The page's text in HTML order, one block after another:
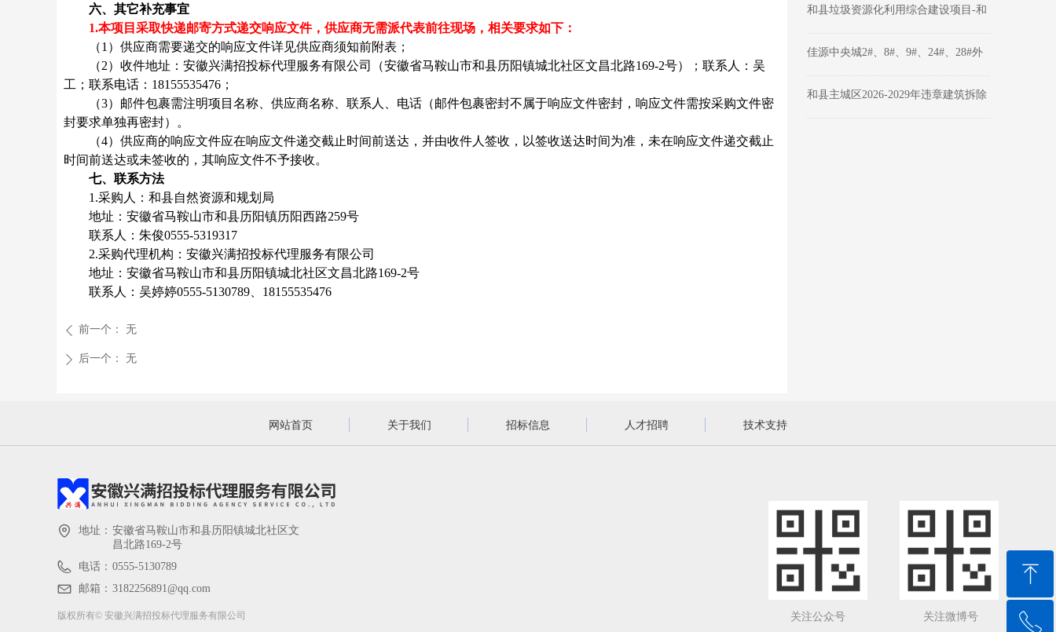
六、其它补充事宜
1.本项目采取快递邮寄方式递交响应文件，供应商无需派代表前往现场，相关要求如下：
（1）供应商需要递交的响应文件详见供应商须知前附表；
（2）收件地址：安徽兴满招投标代理服务有限公司（安徽省马鞍山市和县历阳镇城北社区文昌北路169-2号）；联系人：吴
工；联系电话：18155535476；
（3）邮件包裹需注明项目名称、供应商名称、联系人、电话（邮件包裹密封不属于响应文件密封，响应文件需按采购文件密
封要求单独再密封）。
（4）供应商的响应文件应在响应文件递交截止时间前送达，并由收件人签收，以签收送达时间为准，未在响应文件递交截止
时间前送达或未签收的，其响应文件不予接收。
七、联系方法
1.采购人： 和县自然资源和规划局
地址：安徽省马鞍山市和县历阳镇历阳西路259号
联系人： 朱俊0555-5319317
2.采购代理机构：安徽兴满招投标代理服务有限公司
地址： 安徽省马鞍山市和县历阳镇城北社区文昌北路169-2号
联系人：吴婷婷0555-5130789、18155535476
ꄴ 前一个： 无
ꄲ 后一个： 无
和县垃圾资源化利用综合建设项目-和
（一期）第三方测绘服务成交结果公
佳源中央城2#、8#、9#、24#、28#外
和县主城区2026-2029年违章建筑拆除
网站首页 关于我们 招标信息 人才招聘 技术支持
版权所有© 安徽兴满招投标代理服务有限公司
地址： 安徽省马鞍山市和县历阳镇城北社区文
昌北路169-2号
电话： 0555-5130789
邮箱： 3182256891@qq.com
关注公众号 关注微博号
ꁸ
回到顶部
ꂅ